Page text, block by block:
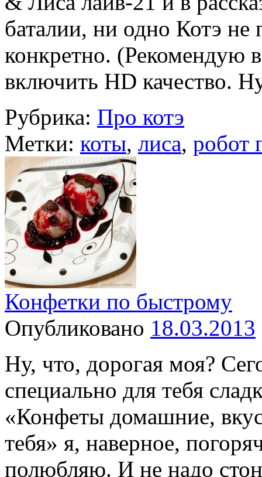
баталии, ни одно Котэ не
конкретно. (Рекомендую
включить HD качество.
Рубрика: Про котэ
Метки: коты, лиса, робот
Конфетки по быстрому
Опубликовано 18.03.2013
Ну, что, дорогая моя?
специально для тебя
«Конфеты домашние,
тебя» я, наверное,
полюбляю. И не надо